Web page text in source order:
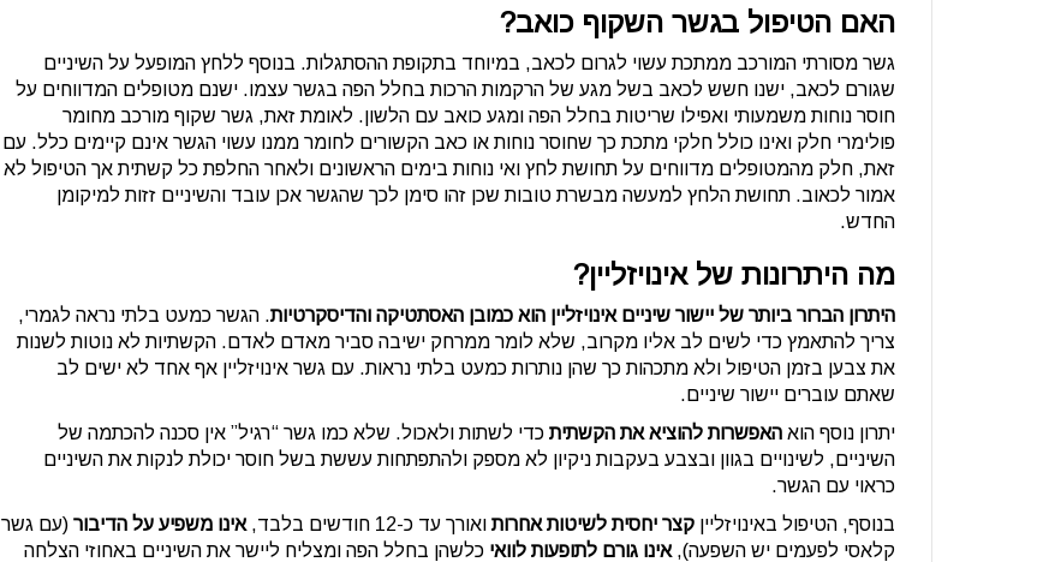
האם הטיפול בגשר השקוף כואב?
גשר מסורתי המורכב ממתכת עשוי לגרום לכאב, במיוחד בתקופת ההסתגלות. בנוסף ללחץ המופעל על השיניים
שגורם לכאב, ישנו חשש לכאב בשל מגע של הרקמות הרכות בחלל הפה בגשר עצמו. ישנם מטופלים המדווחים על
חוסר נוחות משמעותי ואפילו שריטות בחלל הפה ומגע כואב עם הלשון. לאומת זאת, גשר שקוף מורכב מחומר
פולימרי חלק ואינו כולל חלקי מתכת כך שחוסר נוחות או כאב הקשורים לחומר ממנו עשוי הגשר אינם קיימים כלל. עם
זאת, חלק מהמטופלים מדווחים על תחושת לחץ ואי נוחות בימים הראשונים ולאחר החלפת כל קשתית אך הטיפול לא
אמור לכאוב. תחושת הלחץ למעשה מבשרת טובות שכן זהו סימן לכך שהגשר אכן עובד והשיניים זזות למיקומן
החדש.
מה היתרונות של אינויזליין?
היתרון הברור ביותר של יישור שיניים אינויזליין הוא כמובן האסתטיקה והדיסקרטיות. הגשר כמעט בלתי נראה לגמרי,
צריך להתאמץ כדי לשים לב אליו מקרוב, שלא לומר ממרחק ישיבה סביר מאדם לאדם. הקשתיות לא נוטות לשנות
את צבען בזמן הטיפול ולא מתכהות כך שהן נותרות כמעט בלתי נראות. עם גשר אינויזליין אף אחד לא ישים לב
שאתם עוברים יישור שיניים.
יתרון נוסף הוא האפשרות להוציא את הקשתית כדי לשתות ולאכול. שלא כמו גשר “רגיל” אין סכנה להכתמה של
השיניים, לשינויים בגוון ובצבע בעקבות ניקיון לא מספק ולהתפתחות עששת בשל חוסר יכולת לנקות את השיניים
כראוי עם הגשר.
בנוסף, הטיפול באינויזליין קצר יחסית לשיטות אחרות ואורך עד כ-12 חודשים בלבד, אינו משפיע על הדיבור (עם גשר
קלאסי לפעמים יש השפעה), אינו גורם לתופעות לוואי כלשהן בחלל הפה ומצליח ליישר את השיניים באחוזי הצלחה